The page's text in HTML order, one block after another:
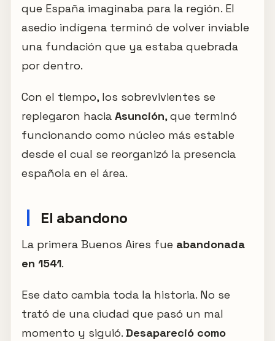
que España imaginaba para la región. El
asedio indígena terminó de volver inviable
una fundación que ya estaba quebrada
por dentro.
Con el tiempo, los sobrevivientes se
replegaron hacia Asunción, que terminó
funcionando como núcleo más estable
desde el cual se reorganizó la presencia
española en el área.
El abandono
La primera Buenos Aires fue abandonada
en 1541.
Ese dato cambia toda la historia. No se
trató de una ciudad que pasó un mal
momento y siguió. Desapareció como